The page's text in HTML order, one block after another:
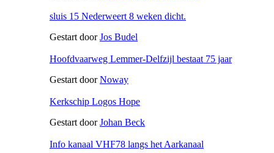
sluis 15 Nederweert 8 weken dicht.
Gestart doorJos Budel
Hoofdvaarweg Lemmer-Delfzijl bestaat 75 jaar
Gestart doorNoway
Kerkschip Logos Hope
Gestart doorJohan Beck
Info kanaal VHF78 langs het Aarkanaal